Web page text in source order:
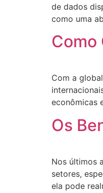
de dados
como uma
Como
Com a
econômicas
Os
Nos últimos
setores,
ela pode